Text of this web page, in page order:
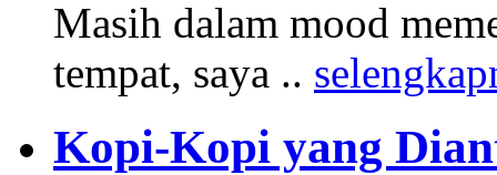
Masih dalam mood
tempat, saya ..
Kopi-Kopi yang